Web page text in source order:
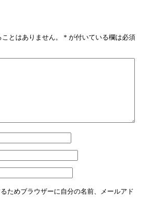
とはありません。 * が付いている欄は必須
ためブラウザーに自分の名前、メールアド